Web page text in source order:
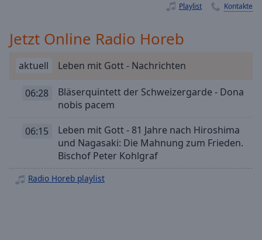
off,
subtitles
settings,
subtitles
settings
subtitles
off,
Playlist Kontakte
Jetzt Online Radio Horeb
aktuell Leben mit Gott - Nachrichten
06:28
Bläserquintett der Schweizergarde - Dona
nobis pacem
06:15
Leben mit Gott - 81 Jahre nach Hiroshima
und Nagasaki: Die Mahnung zum Frieden.
Bischof Peter Kohlgraf
Radio Horeb playlist